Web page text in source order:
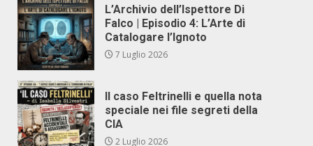
L’Archivio dell’Ispettore Di
Falco | Episodio 4: L’Arte di
Catalogare l’Ignoto
7 Luglio 2026
Il caso Feltrinelli e quella nota
speciale nei file segreti della
CIA
2 Luglio 2026